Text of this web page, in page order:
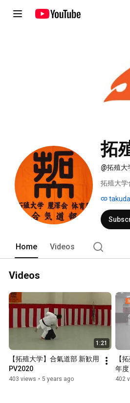
拓
@拓殖大
拓殖大学
Home Videos
Videos
1:21
【拓殖大学】合氣道部 新歓用
PV2020
403 views • 5 years ago
【
年
402